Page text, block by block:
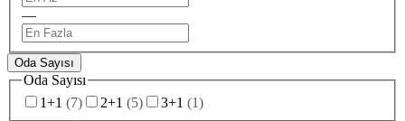
—
Oda Sayısı
Oda Sayısı
1+1 (7) 2+1 (5) 3+1 (1)